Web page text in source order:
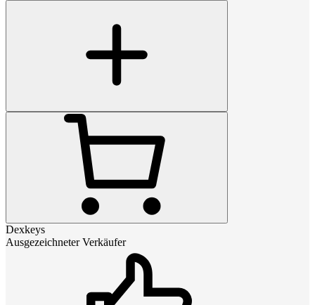
Dexkeys
Ausgezeichneter Verkäufer